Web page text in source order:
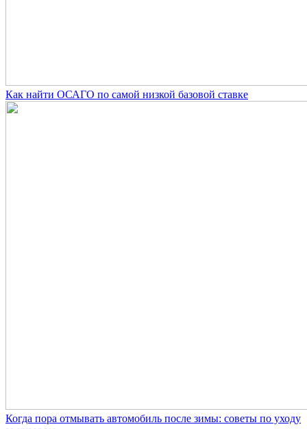
Как найти ОСАГО по самой низкой базовой ставке
Когда пора отмывать автомобиль после зимы: советы по уходу